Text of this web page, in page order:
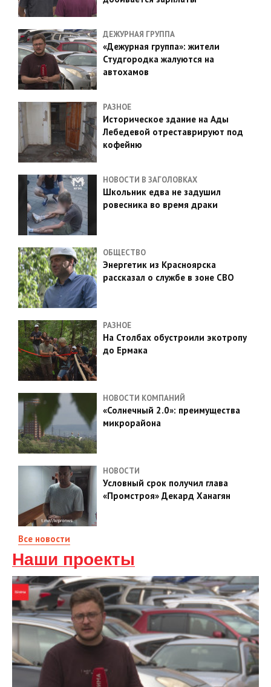
ДЕЖУРНАЯ ГРУППА
«Дежурная группа»: жители
Студгородка жалуются на
автохамов
РАЗНОЕ
Историческое здание на Ады
Лебедевой отреставрируют под
кофейню
НОВОСТИ В ЗАГОЛОВКАХ
Школьник едва не задушил
ровесника во время драки
ОБЩЕСТВО
Энергетик из Красноярска
рассказал о службе в зоне СВО
РАЗНОЕ
На Столбах обустроили экотропу
до Ермака
НОВОСТИ КОМПАНИЙ
«Солнечный 2.0»: преимущества
микрорайона
НОВОСТИ
Условный срок получил глава
«Промстроя» Декард Ханагян
Все новости
Наши проекты